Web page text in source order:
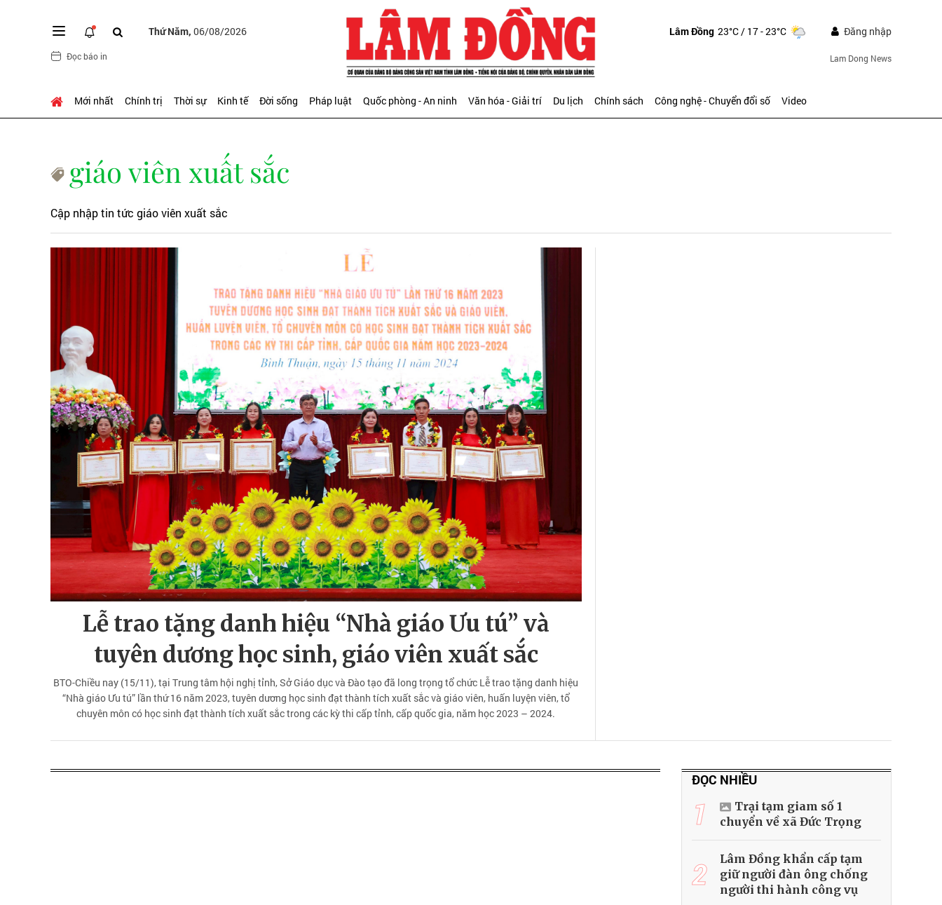
Thứ Năm, 06/08/2026
Đọc báo in
Lâm Đồng 23°C/ 17 - 23°C Đăng nhập
Lam Dong News
Mới nhất Chính trị Thời sự Kinh tế Đời sống Pháp luật Quốc phòng - An ninh Văn hóa - Giải trí Du lịch Chính sách Công nghệ - Chuyển đổi số Video
giáo viên xuất sắc
Cập nhập tin tức giáo viên xuất sắc
Lễ trao tặng danh hiệu “Nhà giáo Ưu tú” và
tuyên dương học sinh, giáo viên xuất sắc
BTO-Chiều nay (15/11), tại Trung tâm hội nghị tỉnh, Sở Giáo dục và Đào tạo đã long trọng tổ chức Lễ trao tặng danh hiệu
“Nhà giáo Ưu tú” lần thứ 16 năm 2023, tuyên dương học sinh đạt thành tích xuất sắc và giáo viên, huấn luyện viên, tổ
chuyên môn có học sinh đạt thành tích xuất sắc trong các kỳ thi cấp tỉnh, cấp quốc gia, năm học 2023 – 2024.
ĐỌC NHIỀU
1
Trại tạm giam số 1
chuyển về xã Đức Trọng
2
Lâm Đồng khẩn cấp tạm
giữ người đàn ông chống
người thi hành công vụ